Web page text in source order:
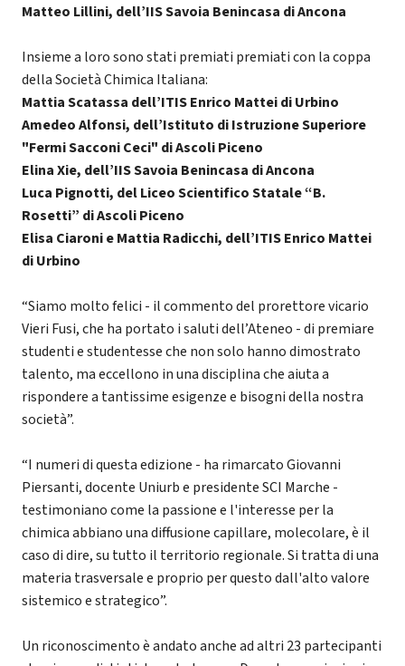
Matteo Lillini, dell’IIS Savoia Benincasa di Ancona
Insieme a loro sono stati premiati premiati con la coppa
della Società Chimica Italiana:
Mattia Scatassa dell’ITIS Enrico Mattei di Urbino
Amedeo Alfonsi, dell’Istituto di Istruzione Superiore
"Fermi Sacconi Ceci" di Ascoli Piceno
Elina Xie, dell’IIS Savoia Benincasa di Ancona
Luca Pignotti, del Liceo Scientifico Statale “B.
Rosetti” di Ascoli Piceno
Elisa Ciaroni e Mattia Radicchi, dell’ITIS Enrico Mattei
di Urbino
“Siamo molto felici - il commento del prorettore vicario
Vieri Fusi, che ha portato i saluti dell’Ateneo - di premiare
studenti e studentesse che non solo hanno dimostrato
talento, ma eccellono in una disciplina che aiuta a
rispondere a tantissime esigenze e bisogni della nostra
società”.
“I numeri di questa edizione - ha rimarcato Giovanni
Piersanti, docente Uniurb e presidente SCI Marche -
testimoniano come la passione e l'interesse per la
chimica abbiano una diffusione capillare, molecolare, è il
caso di dire, su tutto il territorio regionale. Si tratta di una
materia trasversale e proprio per questo dall'alto valore
sistemico e strategico”.
Un riconoscimento è andato anche ad altri 23 partecipanti